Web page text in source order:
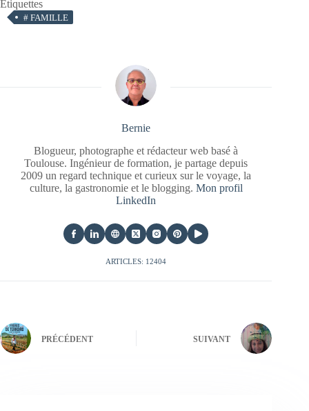
Étiquettes
# FAMILLE
Bernie
Blogueur, photographe et rédacteur web basé à
Toulouse. Ingénieur de formation, je partage depuis
2009 un regard technique et curieux sur le voyage, la
culture, la gastronomie et le blogging. Mon profil
LinkedIn
ARTICLES: 12404
PRÉCÉDENT SUIVANT